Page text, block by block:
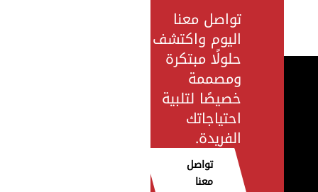
تواصل معنا
اليوم واكتشف
حلولًا مبتكرة
ومصممة
خصيصًا لتلبية
احتياجاتك
الفريدة.
تواصل
معنا